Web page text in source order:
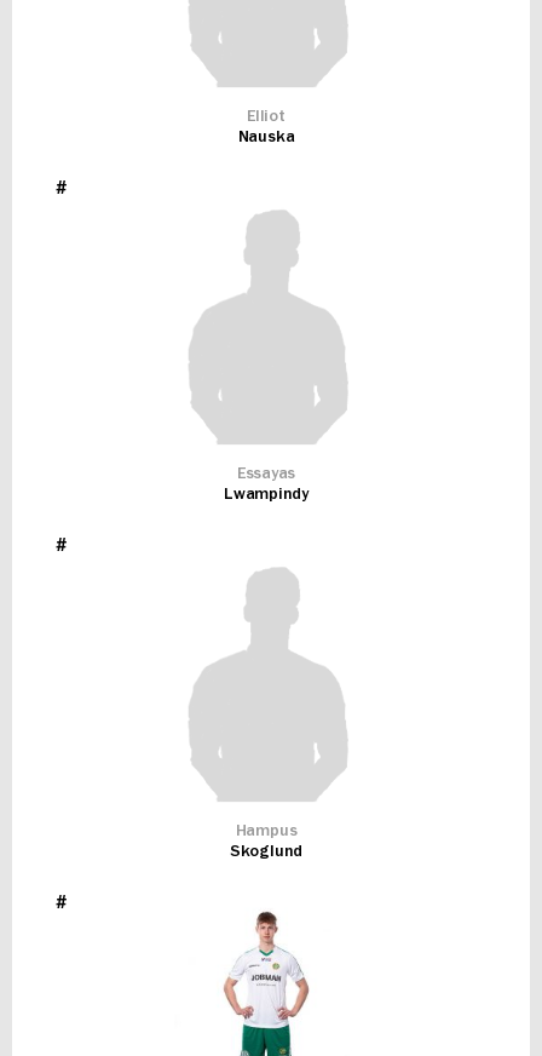
Elliot
Nauska
#
Essayas
Lwampindy
#
Hampus
Skoglund
#